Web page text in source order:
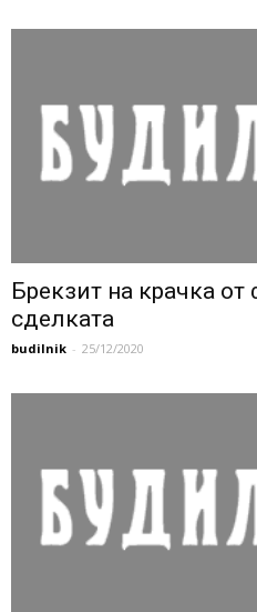
Брекзит на крачка
сделката
budilnik - 25/12/2020